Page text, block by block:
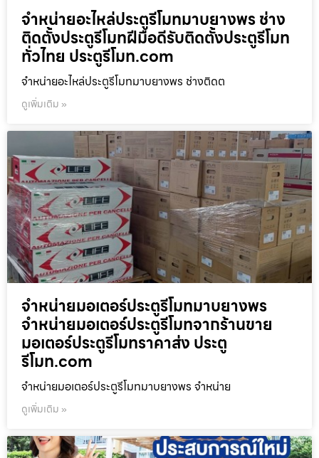
จำหน่ายอะไหล่ประตูรีโมทมาบยางพร ช่าง
ติดตั้งประตูรีโมทฝีมือดีรับติดตั้งประตูรีโมท
ทั่วไทย ประตูรีโมท.com
จำหน่ายอะไหล่ประตูรีโมทมาบยางพร ช่างติดต
ดูเพิ่มเติม »
จำหน่ายมอเตอร์ประตูรีโมทมาบยางพร
จำหน่ายมอเตอร์ประตูรีโมทจากร้านขาย
มอเตอร์ประตูรีโมทราคาส่ง ประตู
รีโมท.com
จำหน่ายมอเตอร์ประตูรีโมทมาบยางพร จำหน่าย
ดูเพิ่มเติม »